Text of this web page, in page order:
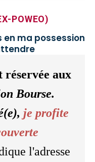
POWEO)
ma possession
aux
Bourse.
je profite
l'adresse